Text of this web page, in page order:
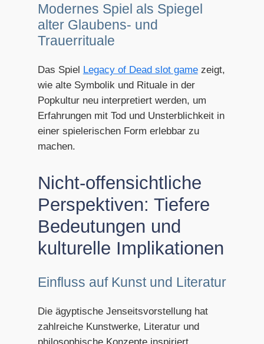
Modernes Spiel als Spiegel
alter Glaubens- und
Trauerrituale
Das Spiel Legacy of Dead slot gamezeigt,
wie alte Symbolik und Rituale in der
Popkultur neu interpretiert werden, um
Erfahrungen mit Tod und Unsterblichkeit in
einer spielerischen Form erlebbar zu
machen.
Nicht-offensichtliche
Perspektiven: Tiefere
Bedeutungen und
kulturelle Implikationen
Einfluss auf Kunst und Literatur
Die ägyptische Jenseitsvorstellung hat
zahlreiche Kunstwerke, Literatur und